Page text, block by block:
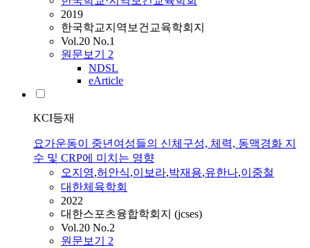
2019
한국학교지역보건교육학회지
Vol.20 No.1
원문보기 2
NDSL
eArticle
KCI등재
요가운동이 중년여성들의 신체구성, 체력, 동맥경화 지
수 및 CRP에 미치는 영향
오지영,허안식,이보라,박재용,유한나,이중철
대한체육학회
2022
대한스포츠융합학회지 (jcses)
Vol.20 No.2
원문보기 2